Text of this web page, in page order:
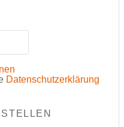
Datenschutzerklärung